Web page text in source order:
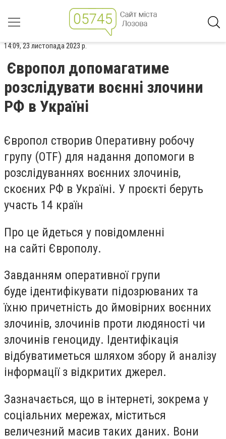
14:09, 23 листопада 2023 р.
Європол допомагатиме
розслідувати воєнні злочини
РФ в Україні
Європол створив Оперативну робочу
групу (OTF) для надання допомоги в
розслідуваннях воєнних злочинів,
скоєних РФ в Україні. У проєкті беруть
участь 14 країн
Про це йдеться у повідомленні
на сайті Європолу.
Завданням оперативної групи
буде ідентифікувати підозрюваних та
їхню причетність до ймовірних воєнних
злочинів, злочинів проти людяності чи
злочинів геноциду. Ідентифікація
відбуватиметься шляхом збору й аналізу
інформації з відкритих джерел.
Зазначається, що в інтернеті, зокрема у
соціальних мережах, міститься
величезний масив таких даних. Вони